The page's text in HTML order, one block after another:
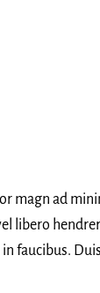
magn ad
libero
faucibus. Duis